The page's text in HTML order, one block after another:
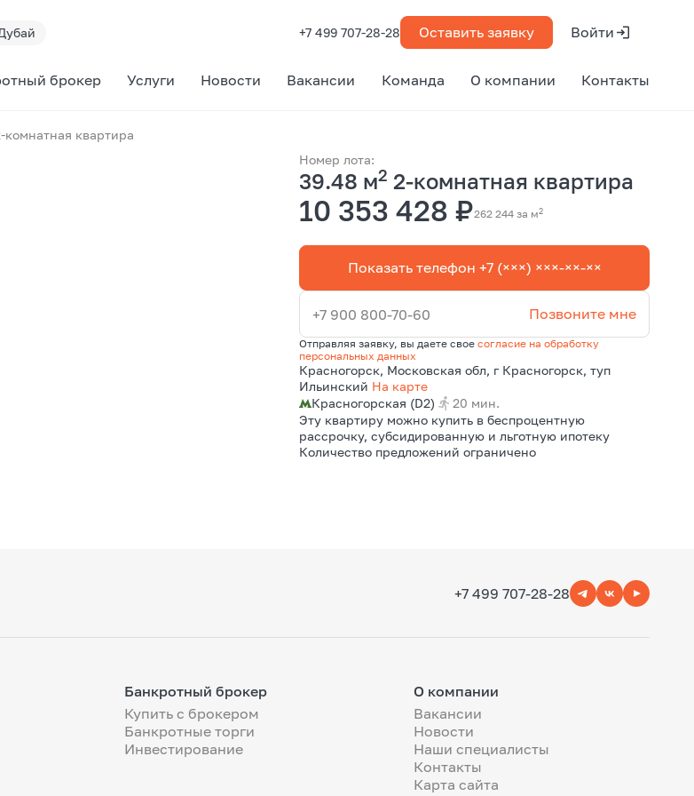
+7 499 707-28-28 Оставить заявку Войти
брокер Услуги Новости Вакансии Команда О компании Контакты
комнатная квартира
Номер лота:
39.48 м2 2-комнатная квартира
10 353 428 ₽262 244 за м2
Показать телефон +7 (×××) ×××-××-××
+7 900 800-70-60 Позвоните мне
Отправляя заявку, вы даете своесогласие на обработку
персональных данных
Красногорск, Московская обл, г Красногорск, туп
Ильинский На карте
Красногорская (D2)
20 мин.
Эту квартиру можно купить в беспроцентную
рассрочку, субсидированную и льготную ипотеку
Количество предложений ограничено
+7 499 707-28-28
Банкротный брокер
Купить с брокером
Банкротные торги
Инвестирование
О компании
Вакансии
Новости
Наши специалисты
Контакты
Карта сайта